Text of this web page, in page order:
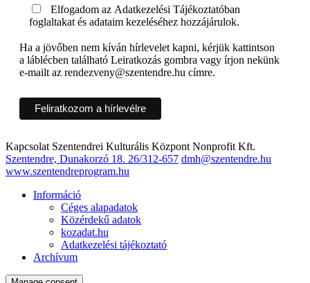
foglaltakat és adataim kezeléséhez hozzájárulok.
Ha a jövőben nem kíván hírlevelet kapni, kérjük kattintson
a láblécben található Leiratkozás gombra vagy írjon nekünk
e-mailt az rendezveny@szentendre.hu címre.
Kapcsolat Szentendrei Kulturális Központ Nonprofit Kft.
Szentendre, Dunakorzó 18. 26/312-657 dmh@szentendre.hu
www.szentendreprogram.hu
Információ
Céges alapadatok
Közérdekű adatok
kozadat.hu
Adatkezelési tájékoztató
Archívum